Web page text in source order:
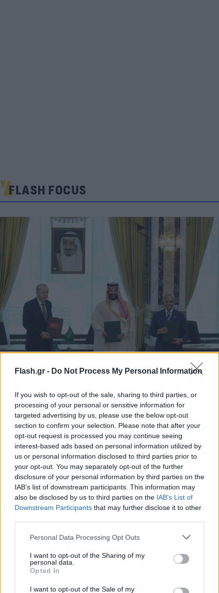
Flash.gr - Do Not Process My Personal Information
If you wish to opt-out of the sale, sharing to third parties, or
processing of your personal or sensitive information for
targeted advertising by us, please use the below opt-out
section to confirm your selection. Please note that after your
opt-out request is processed you may continue seeing
interest-based ads based on personal information utilized by
us or personal information disclosed to third parties prior to
your opt-out. You may separately opt-out of the further
disclosure of your personal information by third parties on the
IAB’s list of downstream participants. This information may
also be disclosed by us to third parties on the IAB’s List of
Downstream Participants that may further disclose it to other
Please note that this website/app uses one or more Google
not limited to your visit or usage behaviour. You may click to
grant or deny consent to Google and its third-party tags to
use your data for below specified purposes in below Google
consent section.
Personal Data Processing Opt Outs
I want to opt-out of the Sharing of my
personal data.
Opted In
I want to opt-out of the Sale of my
FLASH FOCUS
Συμμαχία-ορόσημο για Σαουδική Αραβία,
Τουρκία και Πακιστάν - Υπέγραψαν κοινό
αμυντικό σύμφωνο
07.08.2026